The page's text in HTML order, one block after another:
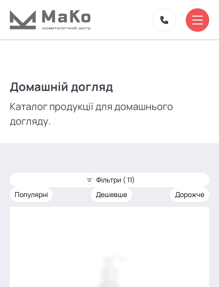
Домашній догляд
Каталог продукції для домашнього
догляду.
Фільтри ( 11)
Популярні
Дешевше Дорожче